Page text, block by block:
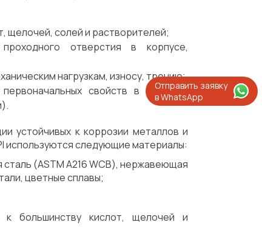
Отправить заявку
в WhatsApp
щелочей, солей и растворителей;
отверстия в корпусе,
нагрузкам, износу, трению;
свойств в широком
устойчивых к коррозии металлов и
используются следующие материалы:
сталь (ASTM A216 WCB), нержавеющая
цветные сплавы;
к большинству кислот, щелочей и